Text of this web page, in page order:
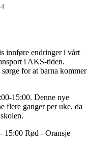
innføre endringer i vårt
i AKS-tiden.
for at barna kommer
15:00. Denne nye
flere ganger per uke, da
15:00 Rød - Oransje